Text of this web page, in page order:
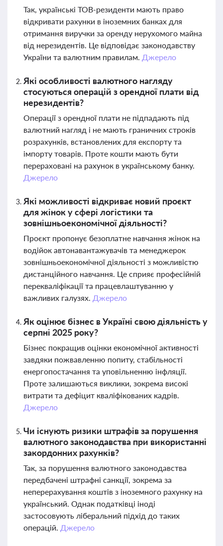
Так, українські ТОВ-резиденти мають право
відкривати рахунки в іноземних банках для
отримання виручки за оренду нерухомого майна
від нерезидентів. Це відповідає законодавству
України та валютним правилам. Джерело
Які особливості валютного нагляду
стосуються операцій з орендної плати від
нерезидентів?
Операції з орендної плати не підпадають під
валютний нагляд і не мають граничних строків
розрахунків, встановлених для експорту та
імпорту товарів. Проте кошти мають бути
перераховані на рахунок в українському банку.
Джерело
Які можливості відкриває новий проєкт
для жінок у сфері логістики та
зовнішньоекономічної діяльності?
Проєкт пропонує безоплатне навчання жінок на
водійок автонавантажувачів та менеджерок
зовнішньоекономічної діяльності з можливістю
дистанційного навчання. Це сприяє професійній
перекваліфікації та працевлаштуванню у
важливих галузях. Джерело
Як оцінює бізнес в Україні свою діяльність у
серпні 2025 року?
Бізнес покращив оцінки економічної активності
завдяки пожвавленню попиту, стабільності
енергопостачання та уповільненню інфляції.
Проте залишаються виклики, зокрема високі
витрати та дефіцит кваліфікованих кадрів.
Джерело
Чи існують ризики штрафів за порушення
валютного законодавства при використанні
закордонних рахунків?
Так, за порушення валютного законодавства
передбачені штрафні санкції, зокрема за
неперерахування коштів з іноземного рахунку на
український. Однак податківці іноді
застосовують ліберальний підхід до таких
операцій. Джерело